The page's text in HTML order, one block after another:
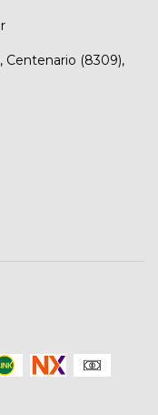
Centenario (8309),